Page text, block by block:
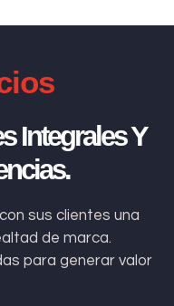
Integrales Y
sus clientes una
de marca.
para generar valor